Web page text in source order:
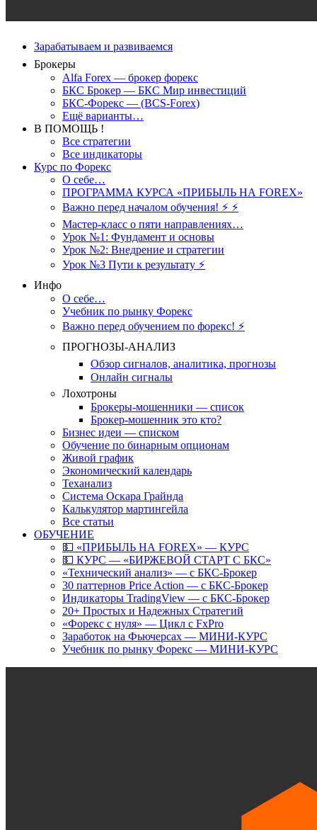
Зарабатываем и развиваемся
Брокеры
Alfa Forex — брокер форекс
БКС Брокер — БКС Мир инвестиций
БКС-Форекс — (BCS-Forex)
Ещё варианты…
В ПОМОЩЬ !
Все стратегии
Все индикаторы
Курс по Форекс
О себе…
ПРОГРАММА КУРСА «ПРИБЫЛЬ НА FOREX»
Важно перед началом обучения! ⚡ ⚡
Мастер-класс о пяти направлениях…
Урок №1: Фундамент и основы
Урок №2: Внедрение и стратегии
Урок №3 Пути к результату ⚡️
Инфо
О себе…
Учебник по рынку Форекс
Важно перед обучением по форекс! ⚡
ПРОГНОЗЫ-АНАЛИЗ
Обзор сигналов, аналитика, прогнозы
Онлайн сигналы
Лохотроны
Брокеры-мошенники — список
Брокер-мошенник это кто?
Бизнес идеи — списком
Обучение по бинарным опционам
Живой график
Экономический календарь
Теханализ
Система Оскара Грайнда
Калькулятор мартингейла
Все статьи
ОБУЧЕНИЕ
💵 «ПРИБЫЛЬ НА FOREX» — КУРС
💵 КУРС — «БИРЖЕВОЙ СТАРТ С БКС»
«Технический анализ» — с БКС-Брокер
30 паттернов Price Action — с БКС-Брокер
Индикаторы TradingView — с БКС-Брокер
20+ Простых и Надежных Стратегий
«Форекс с нуля» — Цикл с FxPro
Заработок на Фьючерсах — МИНИ-КУРС
Учебник по рынку Форекс — МИНИ-КУРС